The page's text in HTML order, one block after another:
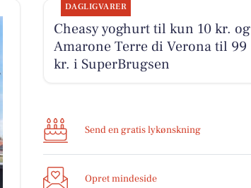
DAGLIGVARER
Cheasy yoghurt til kun 10 kr. og
Amarone Terre di Verona til 99
kr. i SuperBrugsen
Send en gratis lykønskning
Opret mindeside